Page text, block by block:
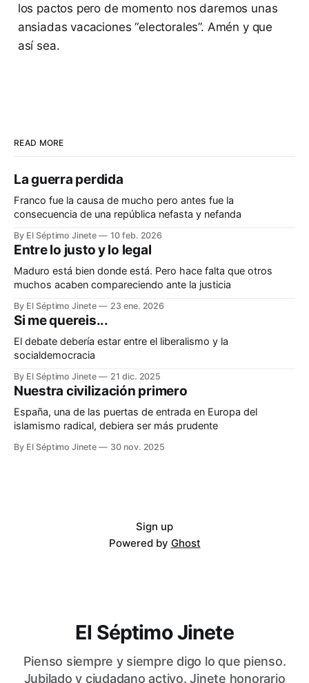
los pactos pero de momento nos daremos unas
ansiadas vacaciones “electorales”. Amén y que
así sea.
READ MORE
La guerra perdida
Franco fue la causa de mucho pero antes fue la
consecuencia de una república nefasta y nefanda
By El Séptimo Jinete 10 feb. 2026
Entre lo justo y lo legal
Maduro está bien donde está. Pero hace falta que otros
muchos acaben compareciendo ante la justicia
By El Séptimo Jinete 23 ene. 2026
Si me quereis...
El debate debería estar entre el liberalismo y la
socialdemocracia
By El Séptimo Jinete 21 dic. 2025
Nuestra civilización primero
España, una de las puertas de entrada en Europa del
islamismo radical, debiera ser más prudente
By El Séptimo Jinete 30 nov. 2025
Sign up
Powered by Ghost
El Séptimo Jinete
Pienso siempre y siempre digo lo que pienso.
Jubilado y ciudadano activo. Jinete honorario